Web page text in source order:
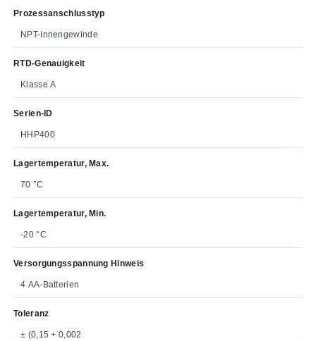
Prozessanschlusstyp
NPT-Innengewinde
RTD-Genauigkeit
Klasse A
Serien-ID
HHP400
Lagertemperatur, Max.
70 °C
Lagertemperatur, Min.
-20 °C
Versorgungsspannung Hinweis
4 AA-Batterien
Toleranz
± (0,15 + 0,002